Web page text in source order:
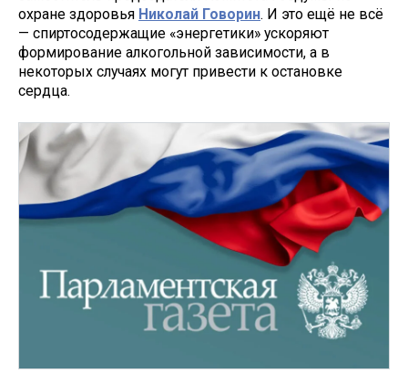
охране здоровья Николай Говорин. И это ещё не всё
— спиртосодержащие «энергетики» ускоряют
формирование алкогольной зависимости, а в
некоторых случаях могут привести к остановке
сердца.